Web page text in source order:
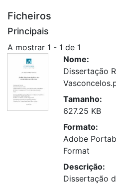
Ficheiros
Principais
A mostrar 1 - 1 de 1
Nome:
Dissertação
Tamanho:
627.25 KB
Formato:
Adobe
Format
Descrição:
Dissertação